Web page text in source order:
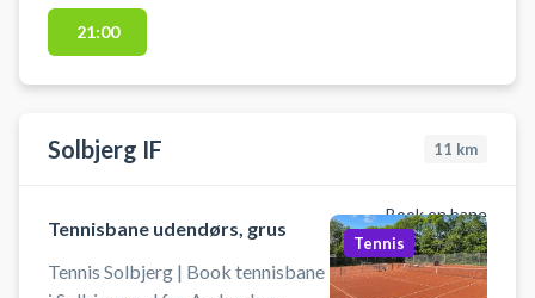
21:00
Solbjerg IF 11 km
Book en bane
Tennisbane udendørs, grus
Tennis Solbjerg | Book tennisbane
Tennis